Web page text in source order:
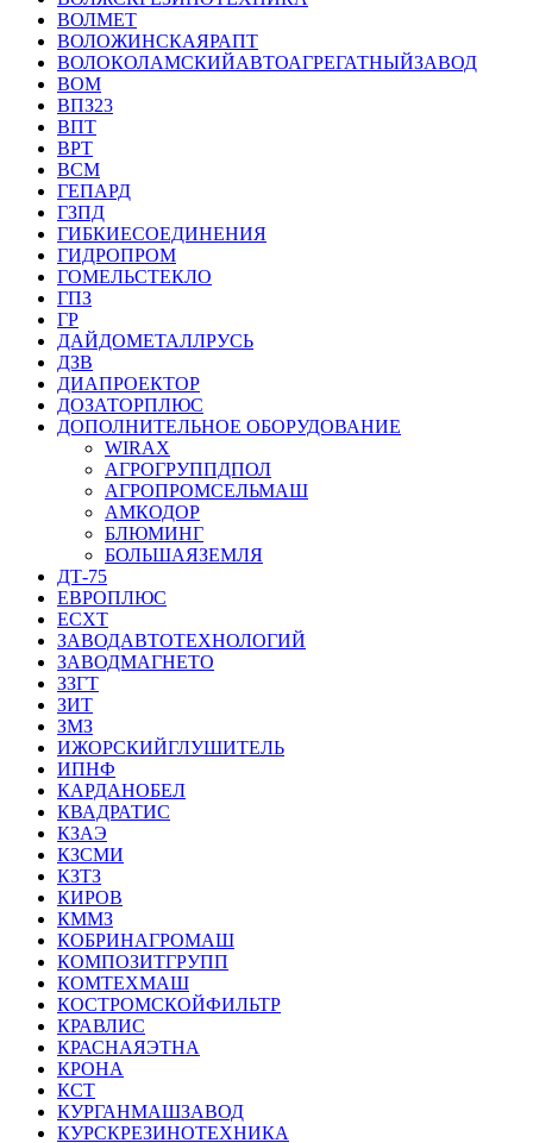
ВОЛМЕТ
ВОЛОЖИНСКАЯРАПТ
ВОЛОКОЛАМСКИЙАВТОАГРЕГАТНЫЙЗАВОД
ВОМ
ВПЗ23
ВПТ
ВРТ
ВСМ
ГЕПАРД
ГЗПД
ГИБКИЕСОЕДИНЕНИЯ
ГИДРОПРОМ
ГОМЕЛЬСТЕКЛО
ГПЗ
ГР
ДАЙДОМЕТАЛЛРУСЬ
ДЗВ
ДИАПРОЕКТОР
ДОЗАТОРПЛЮС
ДОПОЛНИТЕЛЬНОЕ ОБОРУДОВАНИЕ
WIRAX
АГРОГРУППДПОЛ
АГРОПРОМСЕЛЬМАШ
АМКОДОР
БЛЮМИНГ
БОЛЬШАЯЗЕМЛЯ
ДТ-75
ЕВРОПЛЮС
ЕСХТ
ЗАВОДАВТОТЕХНОЛОГИЙ
ЗАВОДМАГНЕТО
ЗЗГТ
ЗИТ
ЗМЗ
ИЖОРСКИЙГЛУШИТЕЛЬ
ИПНФ
КАРДАНОБЕЛ
КВАДРАТИС
КЗАЭ
КЗСМИ
КЗТЗ
КИРОВ
КММЗ
КОБРИНАГРОМАШ
КОМПОЗИТГРУПП
КОМТЕХМАШ
КОСТРОМСКОЙФИЛЬТР
КРАВЛИС
КРАСНАЯЭТНА
КРОНА
КСТ
КУРГАНМАШЗАВОД
КУРСКРЕЗИНОТЕХНИКА